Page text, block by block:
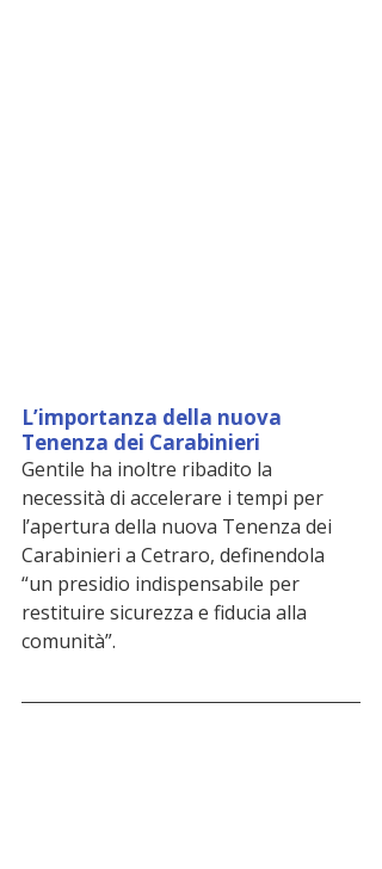
L’importanza della nuova
Tenenza dei Carabinieri
Gentile ha inoltre ribadito la
necessità di accelerare i tempi per
l’apertura della nuova Tenenza dei
Carabinieri a Cetraro, definendola
“un presidio indispensabile per
restituire sicurezza e fiducia alla
comunità”.